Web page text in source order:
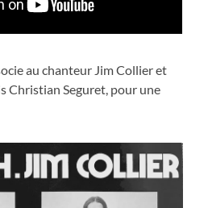
au chanteur Jim Collier et
Christian Seguret, pour une